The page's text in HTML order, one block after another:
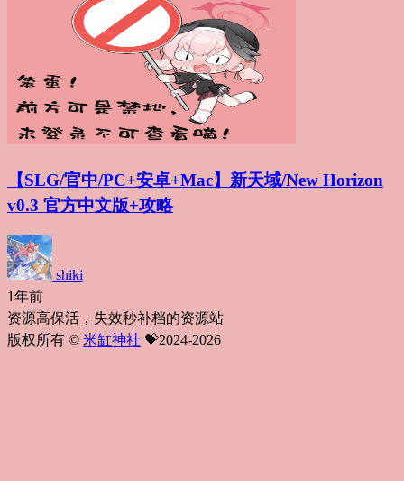
【SLG/官中/PC+安卓+Mac】新天域/New Horizo​​n
v0.3 官方中文版+攻略
shiki
1年前
资源高保活，失效秒补档的资源站
版权所有 © 米缸神社 💝2024-2026